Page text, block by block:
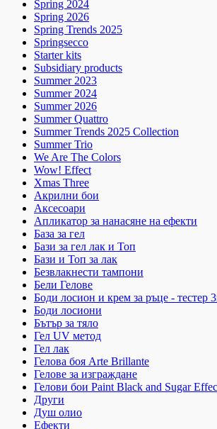
Spring 2024
Spring 2026
Spring Trends 2025
Springsecco
Starter kits
Subsidiary products
Summer 2023
Summer 2024
Summer 2026
Summer Quattro
Summer Trends 2025 Collection
Summer Trio
We Are The Colors
Wow! Effect
Xmas Three
Акрилни бои
Аксесоари
Апликатор за нанасяне на ефекти
База за гел
Бази за гел лак и Топ
Бази и Топ за лак
Безвлакнести тампони
Бели Гелове
Боди лосион и крем за ръце - тестер
Боди лосиони
Бътър за тяло
Гел UV метод
Гел лак
Гелова боя Arte Brillante
Гелове за изграждане
Гелови бои Paint Black and Sugar
Други
Душ олио
Ефекти